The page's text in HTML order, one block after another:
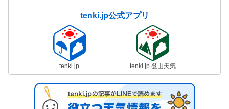
tenki.jp公式アプリ
tenki.jp tenki.jp 登山天気